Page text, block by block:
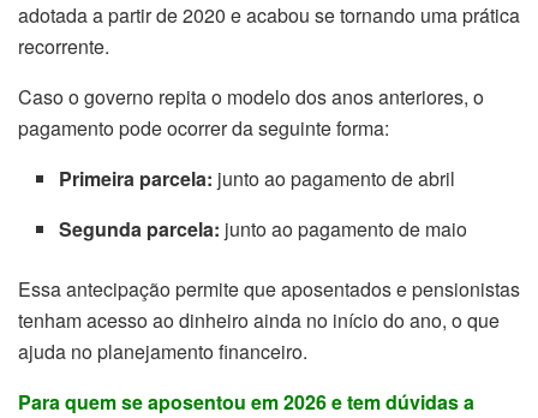
adotada a partir de 2020 e acabou se tornando uma prática
recorrente.
Caso o governo repita o modelo dos anos anteriores, o
pagamento pode ocorrer da seguinte forma:
Primeira parcela: junto ao pagamento de abril
Segunda parcela: junto ao pagamento de maio
Essa antecipação permite que aposentados e pensionistas
tenham acesso ao dinheiro ainda no início do ano, o que
ajuda no planejamento financeiro.
Para quem se aposentou em 2026 e tem dúvidas a